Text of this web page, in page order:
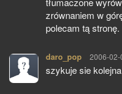
zrównaniem w
polecam tą stronę.
daro_pop pisze:
2006-02-
szykuje sie